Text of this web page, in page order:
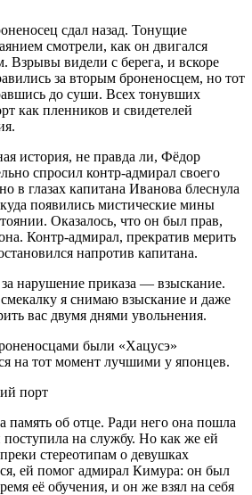
сдал назад. Тонущие
смотрели, как он двигался
Взрывы видели с берега, и вскоре
за вторым броненосцем, но тот
до суши. Всех тонувших
как пленников и свидетелей
история, не правда ли, Фёдор
спросил контр-адмирал своего
в глазах капитана Иванова блеснула
появились мистические мины
Оказалось, что он был прав,
Контр-адмирал, прекратив мерить
напротив капитана.
нарушение приказа — взыскание.
я снимаю взыскание и даже
вас двумя днями увольнения.
были «Хацусэ»
на тот момент лучшими у японцев.
порт
память об отце. Ради него она пошла
на службу. Но как же ей
стереотипам о девушках
ей помог адмирал Кимура: он был
её обучения, и он же взял на себя